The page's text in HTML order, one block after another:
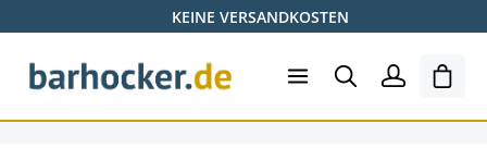
Zum Hauptinhalt springenKEINE VERSANDKOSTEN